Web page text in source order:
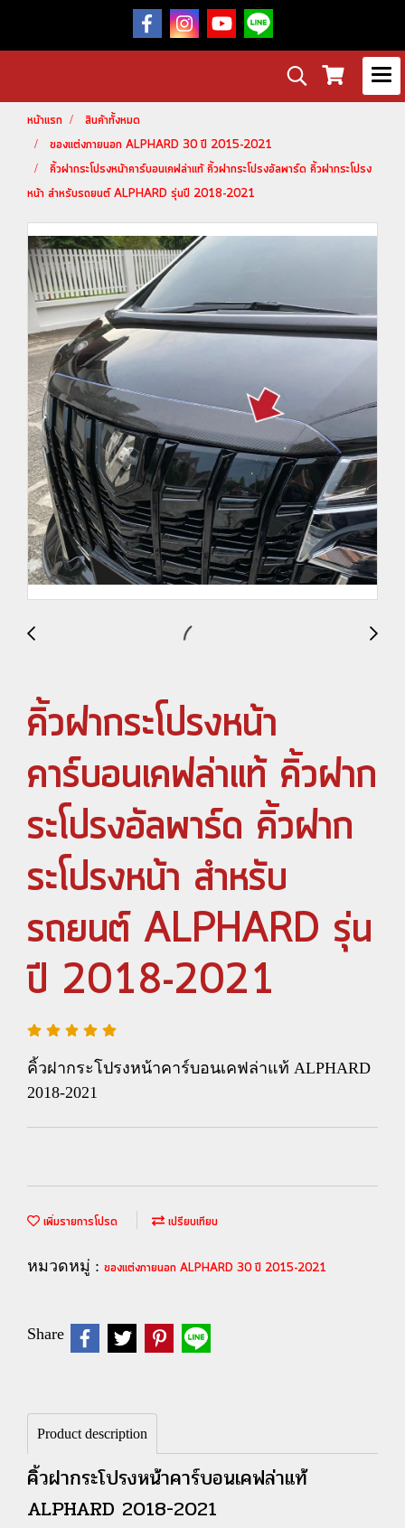
หน้าแรก
สินค้าทั้งหมด
ของแต่งภายนอก ALPHARD 30 ปี 2015-2021
คิ้วฝากระโปรงหน้าคาร์บอนเคฟล่าแท้ คิ้วฝากระโปรงอัลพาร์ด คิ้วฝากระโปรง
หน้า สำหรับรถยนต์ ALPHARD รุ่นปี 2018-2021
คิ้วฝากระโปรงหน้า
คาร์บอนเคฟล่าแท้ คิ้วฝาก
ระโปรงอัลพาร์ด คิ้วฝาก
ระโปรงหน้า สำหรับ
รถยนต์ ALPHARD รุ่น
ปี 2018-2021
คิ้วฝากระโปรงหน้าคาร์บอนเคฟล่าแท้ ALPHARD
2018-2021
เพิ่มรายการโปรด เปรียบเทียบ
หมวดหมู่ : ของแต่งภายนอก ALPHARD 30 ปี 2015-2021
Share
Product description
คิ้วฝากระโปรงหน้าคาร์บอนเคฟล่าแท้
ALPHARD 2018-2021